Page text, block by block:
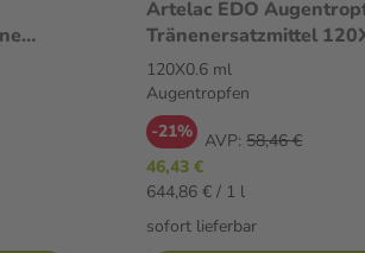
Artelac EDO
Tränenersatzmittel
Augentropfen
120X0.6 ml
Augentropfen
-21% AVP: 58,46 €
46,43 €
644,86 € / 1 l
sofort lieferbar